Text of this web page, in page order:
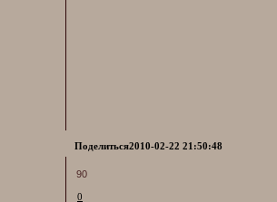
Поделиться2010-02-22 21:50:48
90
0